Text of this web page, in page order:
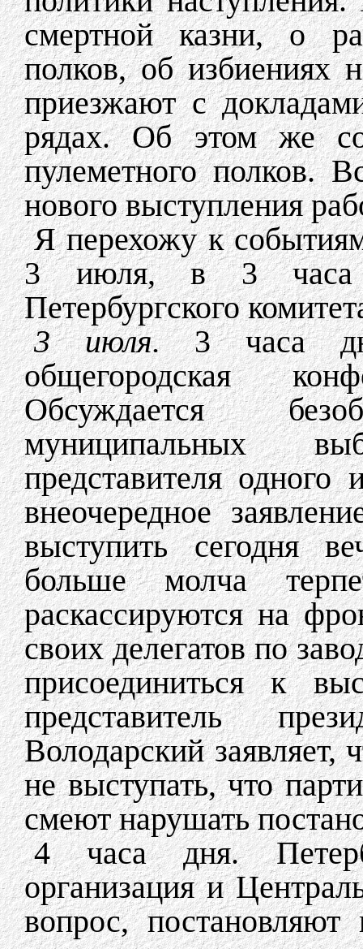
смертной казни, о
полков, об избиениях
приезжают с
рядах. Об этом же
пулеметного полков.
нового выступления
Я перехожу к
3 июля, в 3 часа
Петербургского
3 июля.3 часа дня.
общегородская
Обсуждается
муниципальных
представителя одного
внеочередное
выступить сегодня
больше молча
раскассируются на
своих делегатов по
присоединиться к
представитель
Володарский заявляет,
не выступать, что
смеют нарушать
4 часа дня.
организация и
вопрос, постановляют